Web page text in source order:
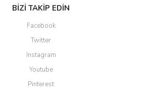
BİZİ TAKİP EDİN
Facebook
Twitter
Instagram
Youtube
Pinterest